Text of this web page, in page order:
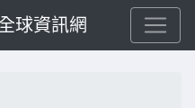
球資訊網